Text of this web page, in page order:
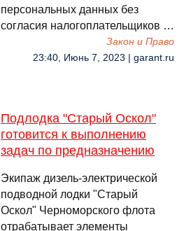
персональных данных без
согласия налогоплательщиков …
Закон и Право
23:40, Июнь 7, 2023 | garant.ru
Подлодка "Старый Оскол"
готовится к выполнению
задач по предназначению
Экипаж дизель-электрической
подводной лодки "Старый
Оскол" Черноморского флота
отрабатывает элементы